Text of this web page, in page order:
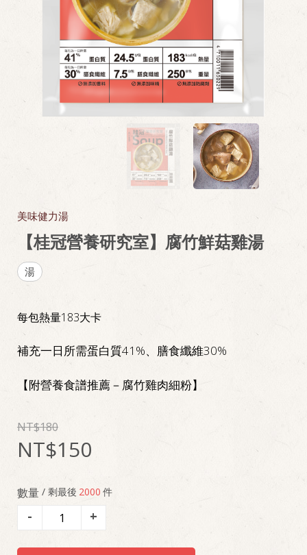
美味健力湯
【桂冠營養研究室】腐竹鮮菇雞湯
湯
每包熱量183大卡
補充一日所需蛋白質41%、膳食纖維30%
【附營養食譜推薦－腐竹雞肉細粉】
180
150
數量 / 剩最後 2000 件
- +